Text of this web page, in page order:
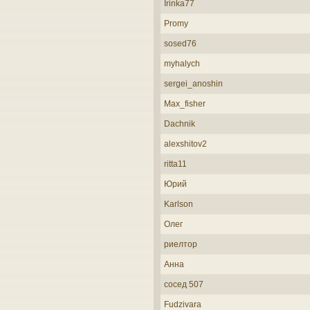
Irinka77
Promy
sosed76
myhalych
sergei_anoshin
Max_fisher
Dachnik
alexshitov2
ritta11
Юрий
Karlson
Олег
риелтор
Анна
сосед 507
Fudzivara